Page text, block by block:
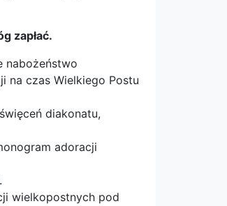
zapłać.
nabożeństwo
na czas Wielkiego Postu
diakonatu,
adoracji
wielkopostnych pod